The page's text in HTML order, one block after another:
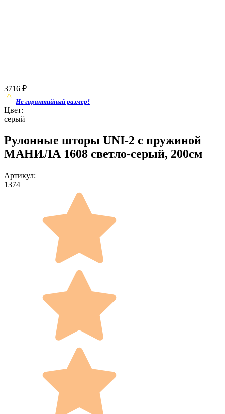
3716 ₽
Не гарантийный размер!
Цвет:
серый
Рулонные шторы UNI-2 с пружиной
МАНИЛА 1608 светло-серый, 200см
Артикул:
1374